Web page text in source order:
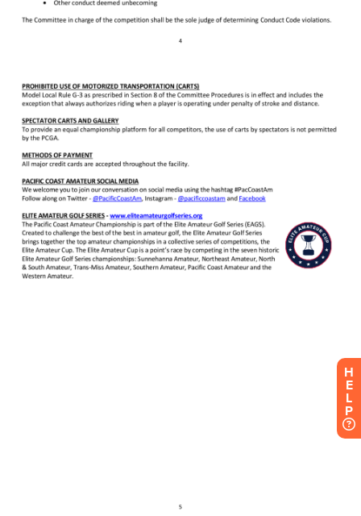
H
E
L
P